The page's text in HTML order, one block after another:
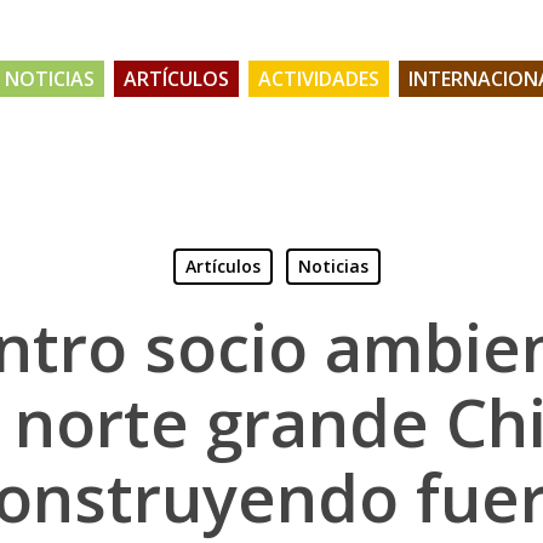
NOTICIAS ARTÍCULOS ACTIVIDADES
Artículos Noticias
socio
norte grande